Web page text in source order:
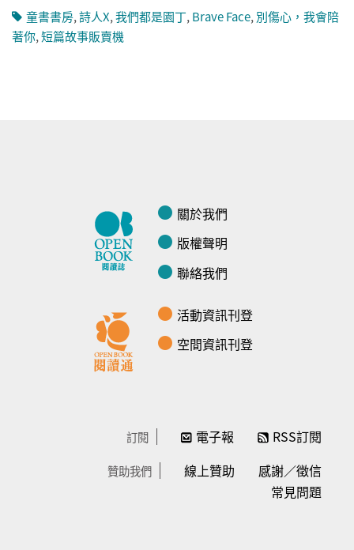
童書書房,詩人X,我們都是園丁,Brave Face,別傷心，我會陪
著你,短篇故事販賣機
關於我們
版權聲明
聯絡我們
活動資訊刊登
空間資訊刊登
訂閱 電子報 RSS訂閱
贊助我們 線上贊助
感謝／徵信
常見問題